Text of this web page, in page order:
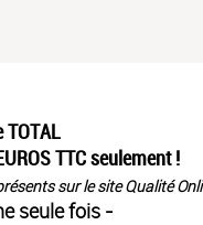
TOTAL
TTC seulement !
sur le site Qualité
seule fois -